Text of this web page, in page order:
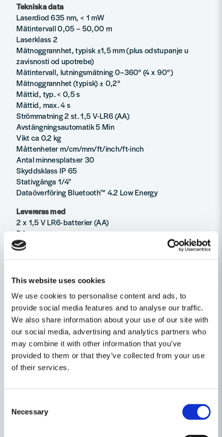
This website uses cookies
We use cookies to personalise content and ads, to
provide social media features and to analyse our traffic.
We also share information about your use of our site with
our social media, advertising and analytics partners who
may combine it with other information that you’ve
provided to them or that they’ve collected from your use
of their services.
Selection
Necessary
Tekniska data
Laserdiod 635 nm, < 1 mW
Mätintervall 0,05 – 50,00 m
Laserklass 2
Mätnoggrannhet, typisk ±1,5 mm (plus odstupanje u
zavisnosti od upotrebe)
Mätintervall, lutningsmätning 0–360° (4 x 90°)
Mätnoggrannhet (typisk) ± 0,2°
Mättid, typ. < 0,5 s
Mättid, max. 4 s
Strömmatning 2 st. 1,5 V-LR6 (AA)
Avstängningsautomatik 5 Min
Vikt ca 0.2 kg
Måttenheter m/cm/mm/ft/inch/ft-inch
Antal minnesplatser 30
Skyddsklass IP 65
Stativgänga 1/4"
Dataöverföring Bluetooth™ 4.2 Low Energy
Levereras med
2 x 1,5 V LR6-batterier (AA)
Bärrem
Skyddspåse
Ställ en produktfråga
question
Fråga oss något om denna produkten...
name
Namn
Relaterade kategorier
Avståndsmätare
Maskin, Laser & Handverktyg